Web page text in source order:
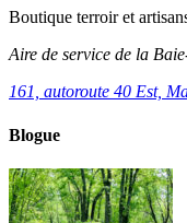
Boutique terroir et
Aire de service de la
161, autoroute 40 Est,
Blogue